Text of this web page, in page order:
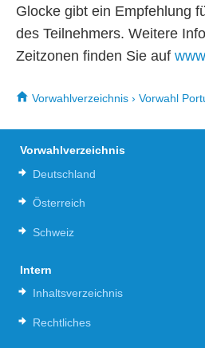
Glocke gibt ein Empfehlung
des Teilnehmers. Weitere
Zeitzonen finden Sie auf
Vorwahlverzeichnis › Vorwahl
Vorwahlverzeichnis
Deutschland
Österreich
Schweiz
Intern
Inhaltsverzeichnis
Rechtliches